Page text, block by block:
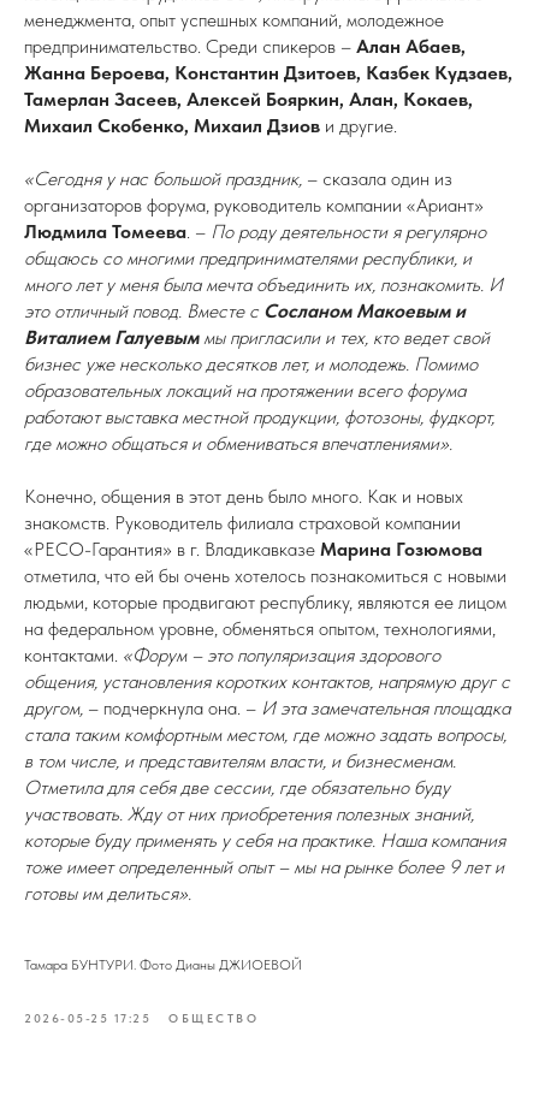
менеджмента, опыт успешных компаний, молодежное
предпринимательство. Среди спикеров – Алан Абаев,
Жанна Бероева, Константин Дзитоев, Казбек Кудзаев,
Тамерлан Засеев, Алексей Бояркин, Алан, Кокаев,
Михаил Скобенко, Михаил Дзиов и другие.
«Сегодня у нас большой праздник, – сказала один из
организаторов форума, руководитель компании «Ариант»
Людмила Томеева. – По роду деятельности я регулярно
общаюсь со многими предпринимателями республики, и
много лет у меня была мечта объединить их, познакомить. И
это отличный повод. Вместе с Сосланом Макоевым и
Виталием Галуевыммы пригласили и тех, кто ведет свой
бизнес уже несколько десятков лет, и молодежь. Помимо
образовательных локаций на протяжении всего форума
работают выставка местной продукции, фотозоны, фудкорт,
где можно общаться и обмениваться впечатлениями».
Конечно, общения в этот день было много. Как и новых
знакомств. Руководитель филиала страховой компании
«РЕСО-Гарантия» в г. Владикавказе Марина Гозюмова
отметила, что ей бы очень хотелось познакомиться с новыми
людьми, которые продвигают республику, являются ее лицом
на федеральном уровне, обменяться опытом, технологиями,
контактами. «Форум – это популяризация здорового
общения, установления коротких контактов, напрямую друг с
другом, – подчеркнула она. – И эта замечательная площадка
стала таким комфортным местом, где можно задать вопросы,
в том числе, и представителям власти, и бизнесменам.
Отметила для себя две сессии, где обязательно буду
участвовать. Жду от них приобретения полезных знаний,
которые буду применять у себя на практике. Наша компания
тоже имеет определенный опыт – мы на рынке более 9 лет и
готовы им делиться».
Тамара БУНТУРИ. Фото Дианы ДЖИОЕВОЙ
2026-05-25 17:25 ОБЩЕСТВО